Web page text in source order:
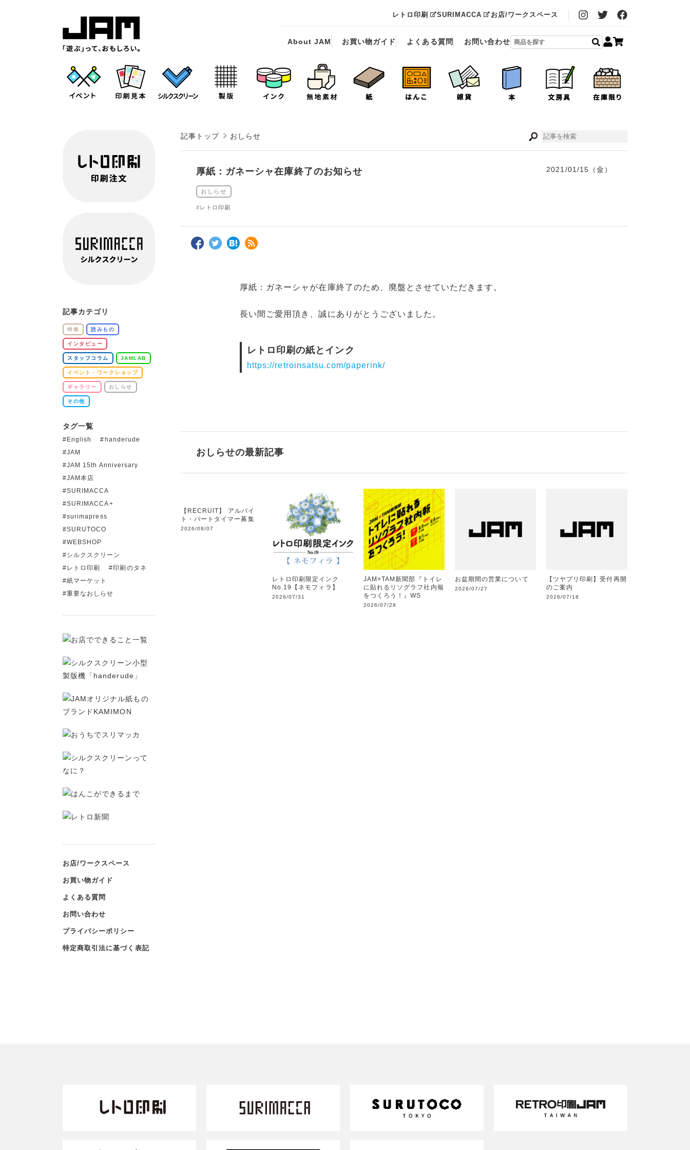
レトロ印刷 SURIMACCA お店/ワークスペース
About JAM お買い物ガイド よくある質問 お問い合わせ
記事トップ おしらせ
厚紙：ガネーシャ在庫終了のお知らせ 2021/01/15（金）
おしらせ
#レトロ印刷
厚紙：ガネーシャが在庫終了のため、廃盤とさせていただきます。
長い間ご愛用頂き、誠にありがとうございました。
レトロ印刷の紙とインク
https://retroinsatsu.com/paperink/
おしらせの最新記事
【RECRUIT】 アルバイ
ト・パートタイマー募集
2026/08/07
レトロ印刷限定インク
No.19【ネモフィラ】
2026/07/31
JAM×TAM新聞部『トイレ
に貼れるリソグラフ社内報
をつくろう！』WS
2026/07/28
お盆期間の営業について
2026/07/27
【ツヤプリ印刷】受付再開
のご案内
2026/07/18
記事カテゴリ
特集 読みもの
インタビュー
スタッフコラム JAMLAB
イベント・ワークショップ
ギャラリー おしらせ
その他
タグ一覧
English
handerude
JAM
JAM 15th Anniversary
JAM本店
SURIMACCA
SURIMACCA+
surimapress
SURUTOCO
WEBSHOP
シルクスクリーン
レトロ印刷
印刷のタネ
紙マーケット
重要なおしらせ
お店/ワークスペース
お買い物ガイド
よくある質問
お問い合わせ
プライバシーポリシー
特定商取引法に基づく表記